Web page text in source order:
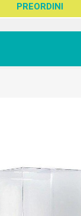
PREORDINI